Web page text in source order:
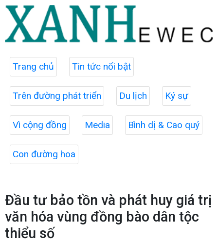
Trang chủ Tin tức nổi bật
Trên đường phát triển Du lịch Ký sự
Vì cộng đồng Media Bình dị & Cao quý
Con đường hoa
Đầu tư bảo tồn và phát huy giá trị
văn hóa vùng đồng bào dân tộc
thiểu số